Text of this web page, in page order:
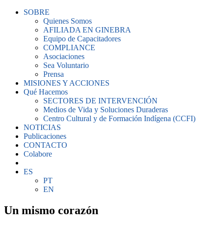
SOBRE
Quienes Somos
AFILIADA EN GINEBRA
Equipo de Capacitadores
COMPLIANCE
Asociaciones
Sea Voluntario
Prensa
MISIONES Y ACCIONES
Qué Hacemos
SECTORES DE INTERVENCIÓN
Medios de Vida y Soluciones Duraderas
Centro Cultural y de Formación Indígena (CCFI)
NOTICIAS
Publicaciones
CONTACTO
Colabore
ES
PT
EN
Un mismo corazón